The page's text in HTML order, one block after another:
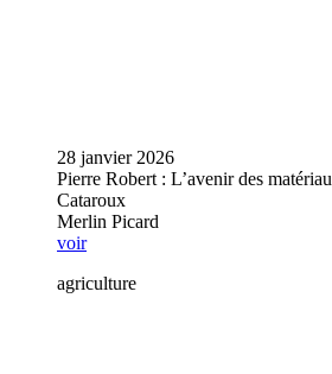
28 janvier 2026
Pierre Robert : L’avenir des
Cataroux
Merlin Picard
voir
agriculture